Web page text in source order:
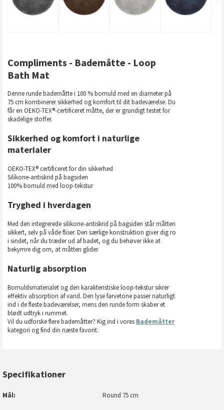
Compliments - Bademåtte - Loop
Bath Mat
Denne runde bademåtte i 100 % bomuld med en diameter på
75 cm kombinerer sikkerhed og komfort til dit badeværelse. Du
får en OEKO-TEX®-certificeret måtte, der er grundigt testet for
skadelige stoffer.
Sikkerhed og komfort i naturlige
materialer
OEKO-TEX® certificeret for din sikkerhed
Silikone-antiskrid på bagsiden
100% bomuld med loop-tekstur
Tryghed i hverdagen
Med den integrerede silikone-antiskrid på bagsiden står måtten
sikkert, selv på våde fliser. Den særlige konstruktion giver dig ro
i sindet, når du træder ud af badet, og du behøver ikke at
bekymre dig om, at måtten glider.
Naturlig absorption
Bomuldsmaterialet og den karakteristiske loop-tekstur sikrer
effektiv absorption af vand. Den lyse farvetone passer naturligt
ind i de fleste badeværelser, mens den runde form skaber et
blødt udtryk i rummet.
Vil du udforske flere bademåtter? Kig ind i vores Bademåtter
kategori og find din næste favorit.
Specifikationer
Mål Round 75 cm